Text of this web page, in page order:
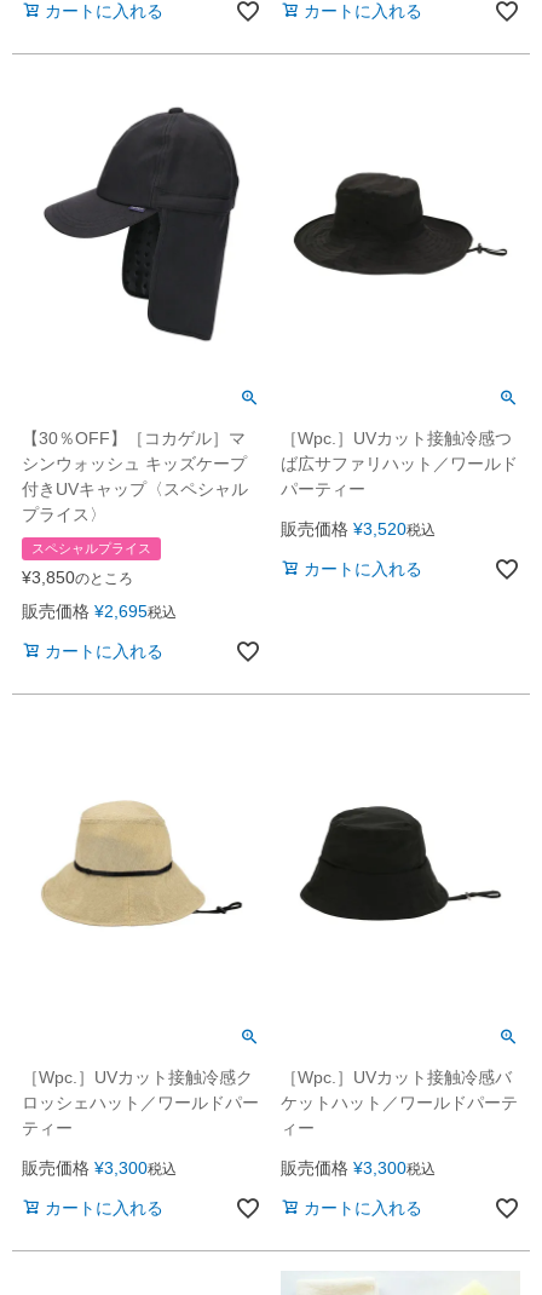
カートに入れる カートに入れる
【30％OFF】［コカゲル］マ
シンウォッシュ キッズケープ
付きUVキャップ〈スペシャル
プライス〉
スペシャルプライス
¥3,850のところ
販売価格 ¥2,695税込
カートに入れる
［Wpc.］UVカット接触冷感つ
ば広サファリハット／ワールド
パーティー
販売価格 ¥3,520税込
カートに入れる
［Wpc.］UVカット接触冷感ク
ロッシェハット／ワールドパー
ティー
販売価格 ¥3,300税込
カートに入れる
［Wpc.］UVカット接触冷感バ
ケットハット／ワールドパーテ
ィー
販売価格 ¥3,300税込
カートに入れる